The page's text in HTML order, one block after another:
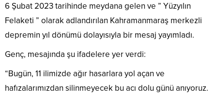
6 Şubat 2023 tarihinde meydana gelen ve ” Yüzyılın
Felaketi ” olarak adlandırılan Kahramanmaraş merkezli
depremin yıl dönümü dolayısıyla bir mesaj yayımladı.
Genç, mesajında şu ifadelere yer verdi:
“Bugün, 11 ilimizde ağır hasarlara yol açan ve
hafızalarımızdan silinmeyecek bu acı dolu günü anıyoruz.